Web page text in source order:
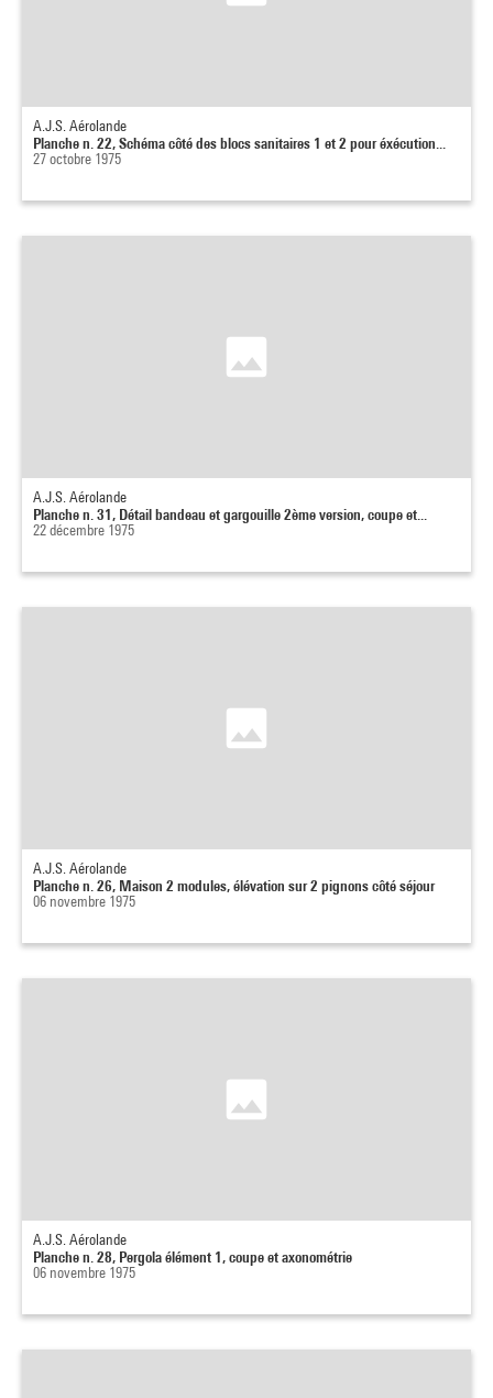
A.J.S. Aérolande
Planche n. 22, Schéma côté des blocs sanitaires 1 et 2 pour éxécution...
27 octobre 1975
A.J.S. Aérolande
Planche n. 31, Détail bandeau et gargouille 2ème version, coupe et...
22 décembre 1975
A.J.S. Aérolande
Planche n. 26, Maison 2 modules, élévation sur 2 pignons côté séjour
06 novembre 1975
A.J.S. Aérolande
Planche n. 28, Pergola élément 1, coupe et axonométrie
06 novembre 1975